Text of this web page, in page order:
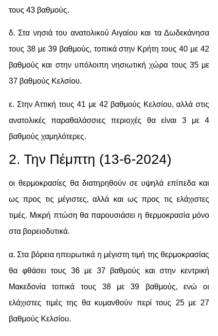
τους 43 βαθμούς.
δ. Στα νησιά του ανατολικού Αιγαίου και τα Δωδεκάνησα
τους 38 με 39 βαθμούς, τοπικά στην Κρήτη τους 40 με 42
βαθμούς και στην υπόλοιπη νησιωτική χώρα τους 35 με
37 βαθμούς Κελσίου.
ε. Στην Αττική τους 41 με 42 βαθμούς Κελσίου, αλλά στις
ανατολικές παραθαλάσσιες περιοχές θα είναι 3 με 4
βαθμούς χαμηλότερες.
2. Την Πέμπτη (13-6-2024)
οι θερμοκρασίες θα διατηρηθούν σε υψηλά επίπεδα και
ως προς τις μέγιστες, αλλά και ως προς τις ελάχιστες
τιμές. Μικρή πτώση θα παρουσιάσει η θερμοκρασία μόνο
στα βορειοδυτικά.
α. Στα βόρεια ηπειρωτικά η μέγιστη τιμή της θερμοκρασίας
θα φθάσει τους 36 με 37 βαθμούς και στην κεντρική
Μακεδονία τοπικά τους 38 με 39 βαθμούς, ενώ οι
ελάχιστες τιμές της θα κυμανθούν περί τους 25 με 27
βαθμούς Κελσίου.